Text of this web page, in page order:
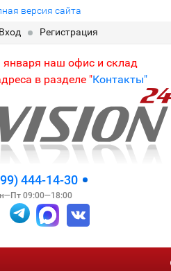
версия сайта
Вход
Регистрация
наш офис и склад
в разделе "Контакты"
444-14-30
09:00—18:00